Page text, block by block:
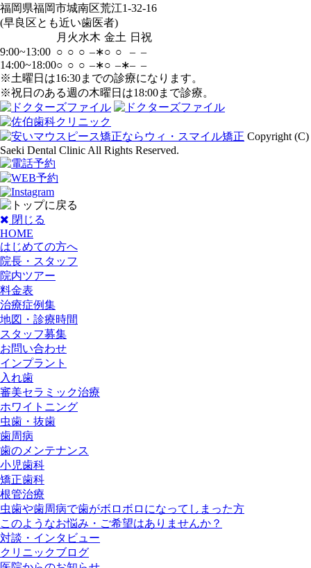
福岡県福岡市城南区荒江1-32-16
(早良区とも近い歯医者)
月 火水木 金土 日 祝
9:00~13:00 ○ ○ ○ –∗○ ○ – –
14:00~18:00○ ○ ○ –∗○ –∗– –
※土曜日は16:30までの診療になります。
※祝日のある週の木曜日は18:00まで診療。
Copyright (C)
Saeki Dental Clinic All Rights Reserved.
閉じる
HOME
はじめての方へ
院長・スタッフ
院内ツアー
料金表
治療症例集
地図・診療時間
スタッフ募集
お問い合わせ
インプラント
入れ歯
審美セラミック治療
ホワイトニング
虫歯・抜歯
歯周病
歯のメンテナンス
小児歯科
矯正歯科
根管治療
虫歯や歯周病で歯がボロボロになってしまった方
このようなお悩み・ご希望はありませんか？
対談・インタビュー
クリニックブログ